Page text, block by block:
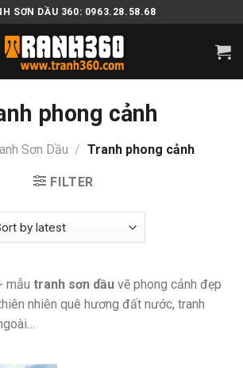
SƠN DẦU 360: 0963.28.58.68
phong cảnh
Sơn Dầu / Tranh phong cảnh
FILTER
mẫu tranh sơn dầu vẽ phong cảnh đẹp
nhiên quê hương đất nước, tranh